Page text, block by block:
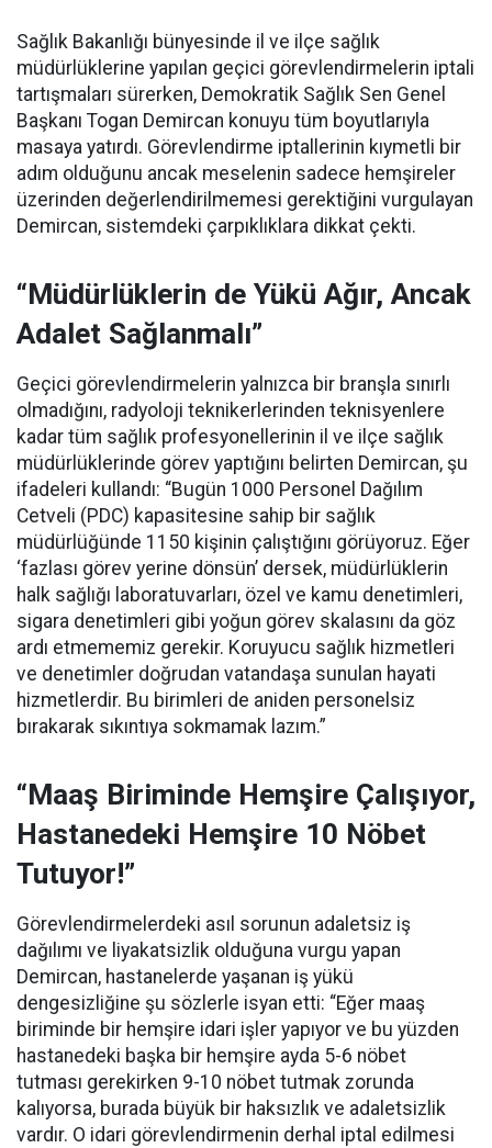
Sağlık Bakanlığı bünyesinde il ve ilçe sağlık
müdürlüklerine yapılan geçici görevlendirmelerin iptali
tartışmaları sürerken, Demokratik Sağlık Sen Genel
Başkanı Togan Demircan konuyu tüm boyutlarıyla
masaya yatırdı. Görevlendirme iptallerinin kıymetli bir
adım olduğunu ancak meselenin sadece hemşireler
üzerinden değerlendirilmemesi gerektiğini vurgulayan
Demircan, sistemdeki çarpıklıklara dikkat çekti.
“Müdürlüklerin de Yükü Ağır, Ancak
Adalet Sağlanmalı”
Geçici görevlendirmelerin yalnızca bir branşla sınırlı
olmadığını, radyoloji teknikerlerinden teknisyenlere
kadar tüm sağlık profesyonellerinin il ve ilçe sağlık
müdürlüklerinde görev yaptığını belirten Demircan, şu
ifadeleri kullandı: “Bugün 1000 Personel Dağılım
Cetveli (PDC) kapasitesine sahip bir sağlık
müdürlüğünde 1150 kişinin çalıştığını görüyoruz. Eğer
‘fazlası görev yerine dönsün’ dersek, müdürlüklerin
halk sağlığı laboratuvarları, özel ve kamu denetimleri,
sigara denetimleri gibi yoğun görev skalasını da göz
ardı etmememiz gerekir. Koruyucu sağlık hizmetleri
ve denetimler doğrudan vatandaşa sunulan hayati
hizmetlerdir. Bu birimleri de aniden personelsiz
bırakarak sıkıntıya sokmamak lazım.”
“Maaş Biriminde Hemşire Çalışıyor,
Hastanedeki Hemşire 10 Nöbet
Tutuyor!”
Görevlendirmelerdeki asıl sorunun adaletsiz iş
dağılımı ve liyakatsizlik olduğuna vurgu yapan
Demircan, hastanelerde yaşanan iş yükü
dengesizliğine şu sözlerle isyan etti: “Eğer maaş
biriminde bir hemşire idari işler yapıyor ve bu yüzden
hastanedeki başka bir hemşire ayda 5-6 nöbet
tutması gerekirken 9-10 nöbet tutmak zorunda
kalıyorsa, burada büyük bir haksızlık ve adaletsizlik
vardır. O idari görevlendirmenin derhal iptal edilmesi